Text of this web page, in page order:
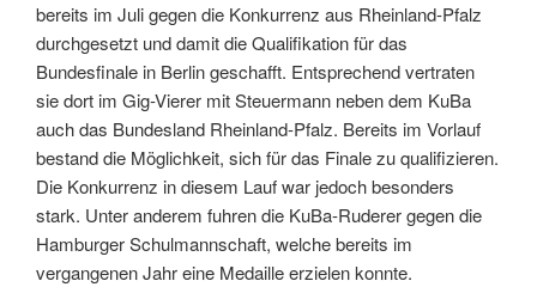
bereits im Juli gegen die Konkurrenz aus Rheinland-Pfalz
durchgesetzt und damit die Qualifikation für das
Bundesfinale in Berlin geschafft. Entsprechend vertraten
sie dort im Gig-Vierer mit Steuermann neben dem KuBa
auch das Bundesland Rheinland-Pfalz. Bereits im Vorlauf
bestand die Möglichkeit, sich für das Finale zu qualifizieren.
Die Konkurrenz in diesem Lauf war jedoch besonders
stark. Unter anderem fuhren die KuBa-Ruderer gegen die
Hamburger Schulmannschaft, welche bereits im
vergangenen Jahr eine Medaille erzielen konnte.